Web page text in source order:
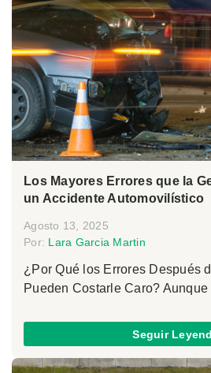
Los Mayores Errores que la
un Accidente Automovilístico
Agosto 13, 2025
Por: Lara Garcia Martin
¿Por Qué los Errores Después
Pueden Costarle Caro? Aunque
Seguir